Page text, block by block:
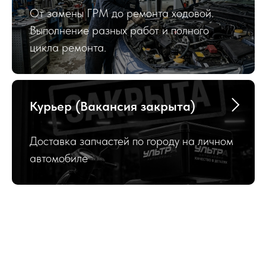
От замены ГРМ до ремонта ходовой.
Выполнение разных работ и полного
цикла ремонта.
Курьер (Вакансия закрыта)
Доставка запчастей по городу на личном
автомобиле